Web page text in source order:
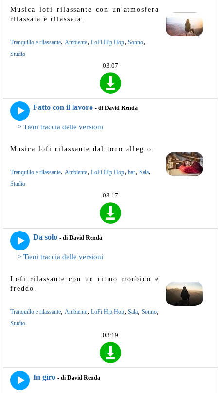
Musica lofi rilassante con un'atmosfera
rilassata e rilassata.
Tranquillo e rilassante, Ambiente, LoFi Hip Hop, Sonno,
Studio
03:07
Fatto con il lavoro - di David Renda
> Tieni traccia delle versioni
Musica lofi rilassante dal tono allegro.
Tranquillo e rilassante, Ambiente, LoFi Hip Hop, bar, Sala,
Studio
03:17
Da solo - di David Renda
> Tieni traccia delle versioni
Lofi rilassante con un ritmo morbido e
freddo.
Tranquillo e rilassante, Ambiente, LoFi Hip Hop, Sala, Sonno,
Studio
03:19
In giro - di David Renda